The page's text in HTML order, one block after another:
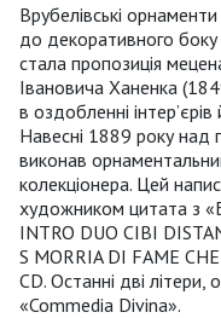
Врубелівські орнаменти
до декоративного
стала пропозиція
Івановича Ханенка
в оздобленні
Навесні 1889 року
виконав
колекціонера. Цей
художником цитата з
INTRO DUO CIBI
S MORRIA DI FAME
CD. Останні дві
«Commedia Divina».